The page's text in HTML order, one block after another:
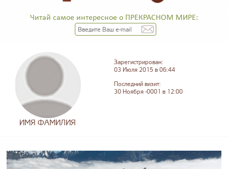
Читай самое интересное о ПРЕКРАСНОМ МИРЕ:
ИМЯ ФАМИЛИЯ
Зарегистрирован:
03 Июля 2015 в 06:44
Последний визит:
30 Ноября -0001 в 12:00